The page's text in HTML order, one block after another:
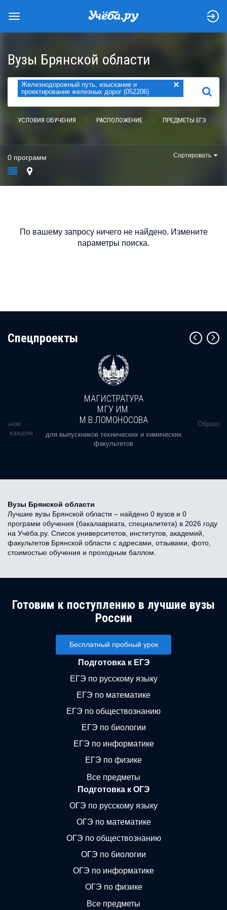
Вузы Брянской области
Железнодорожный путь, изыскание и
проектирование железных дорог (052206)
×
НАЙТИ
УСЛОВИЯ ОБУЧЕНИЯ РАСПОЛОЖЕНИЕ ПРЕДМЕТЫ ЕГЭ
0 программ Сортировать
По вашему запросу ничего не найдено. Измените
параметры поиска.
Cпецпроекты
в каждом
МАГИСТРАТУРА
МГУ ИМ.
М.В.ЛОМОНОСОВА
для выпускников технических и химических
факультетов
Вузы Брянской области
Лучшие вузы Брянской области – найдено 0 вузов и 0
программ обучения (бакалавриата, специалитета) в 2026 году
на Учёба.ру. Список университетов, институтов, академий,
факультетов Брянской области с адресами, отзывами, фото,
стоимостью обучения и проходным баллом.
Готовим к поступлению в лучшие вузы
России
Бесплатный пробный урок
Подготовка к ЕГЭ
ЕГЭ по русскому языку
ЕГЭ по математике
ЕГЭ по обществознанию
ЕГЭ по биологии
ЕГЭ по информатике
ЕГЭ по физике
Все предметы
Подготовка к ОГЭ
ОГЭ по русскому языку
ОГЭ по математике
ОГЭ по обществознанию
ОГЭ по биологии
ОГЭ по информатике
ОГЭ по физике
Все предметы